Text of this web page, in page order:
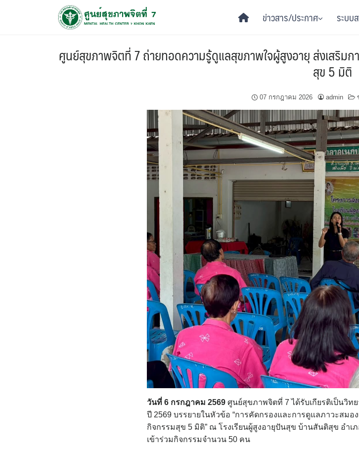
ข่าวสาร/ประกาศ ระบบ
ศูนย์สุขภาพจิตที่ 7 ถ่ายทอดความรู้ดูแลสุขภาพใจผู้สูงอายุ ส่งเสริมก
สุข 5 มิติ
07 กรกฎาคม 2026 admin
วันที่ 6 กรกฎาคม 2569 ศูนย์สุขภาพจิตที่ 7 ได้รับเกียรติเป็นวิท
ปี 2569 บรรยายในหัวข้อ “การคัดกรองและการดูแลภาวะสมอ
กิจกรรมสุข 5 มิติ” ณ โรงเรียนผู้สูงอายุปันสุข บ้านสันติสุข อำ
เข้าร่วมกิจกรรมจำนวน 50 คน